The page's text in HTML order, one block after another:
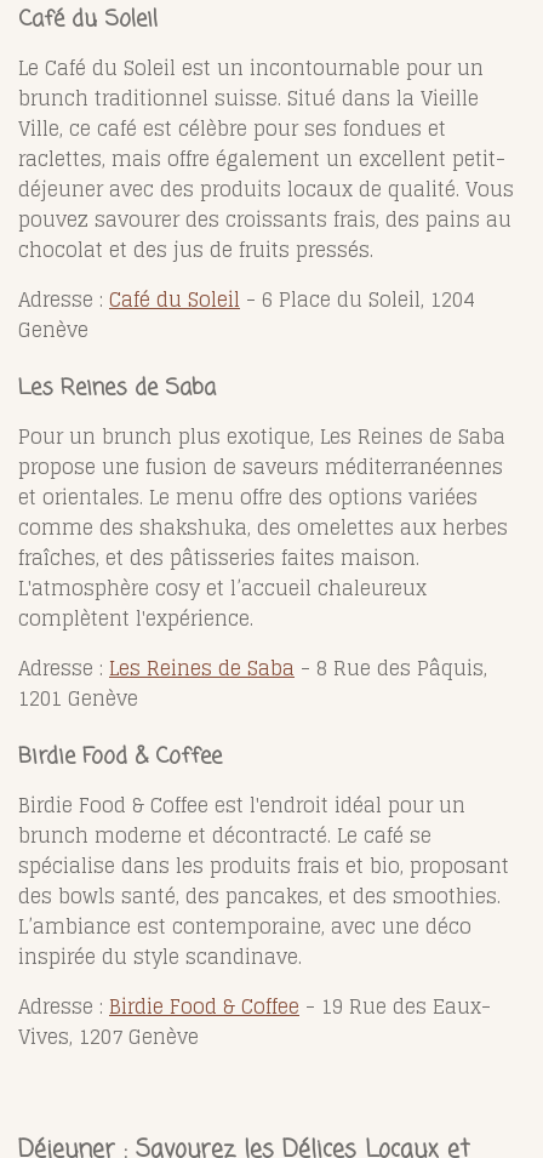
Café du Soleil
Le Café du Soleil est un incontournable pour un
brunch traditionnel suisse. Situé dans la Vieille
Ville, ce café est célèbre pour ses fondues et
raclettes, mais offre également un excellent petit-
déjeuner avec des produits locaux de qualité. Vous
pouvez savourer des croissants frais, des pains au
chocolat et des jus de fruits pressés.
Adresse : Café du Soleil - 6 Place du Soleil, 1204
Genève
Les Reines de Saba
Pour un brunch plus exotique, Les Reines de Saba
propose une fusion de saveurs méditerranéennes
et orientales. Le menu offre des options variées
comme des shakshuka, des omelettes aux herbes
fraîches, et des pâtisseries faites maison.
L'atmosphère cosy et l’accueil chaleureux
complètent l'expérience.
Adresse : Les Reines de Saba - 8 Rue des Pâquis,
1201 Genève
Birdie Food & Coffee
Birdie Food & Coffee est l'endroit idéal pour un
brunch moderne et décontracté. Le café se
spécialise dans les produits frais et bio, proposant
des bowls santé, des pancakes, et des smoothies.
L’ambiance est contemporaine, avec une déco
inspirée du style scandinave.
Adresse : Birdie Food & Coffee - 19 Rue des Eaux-
Vives, 1207 Genève
Déjeuner : Savourez les Délices Locaux et